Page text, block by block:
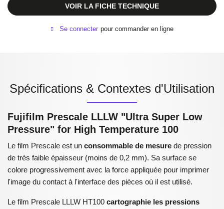
VOIR LA FICHE TECHNIQUE
Se connecter pour commander en ligne
Spécifications & Contextes d'Utilisation
Fujifilm Prescale LLLW "Ultra Super Low
Pressure" for High Temperature 100
Le film Prescale est un consommable de mesure de pression
de très faible épaisseur (moins de 0,2 mm). Sa surface se
colore progressivement avec la force appliquée pour imprimer
l'image du contact à l'interface des pièces où il est utilisé.
Le film Prescale LLLW HT100 cartographie les pressions